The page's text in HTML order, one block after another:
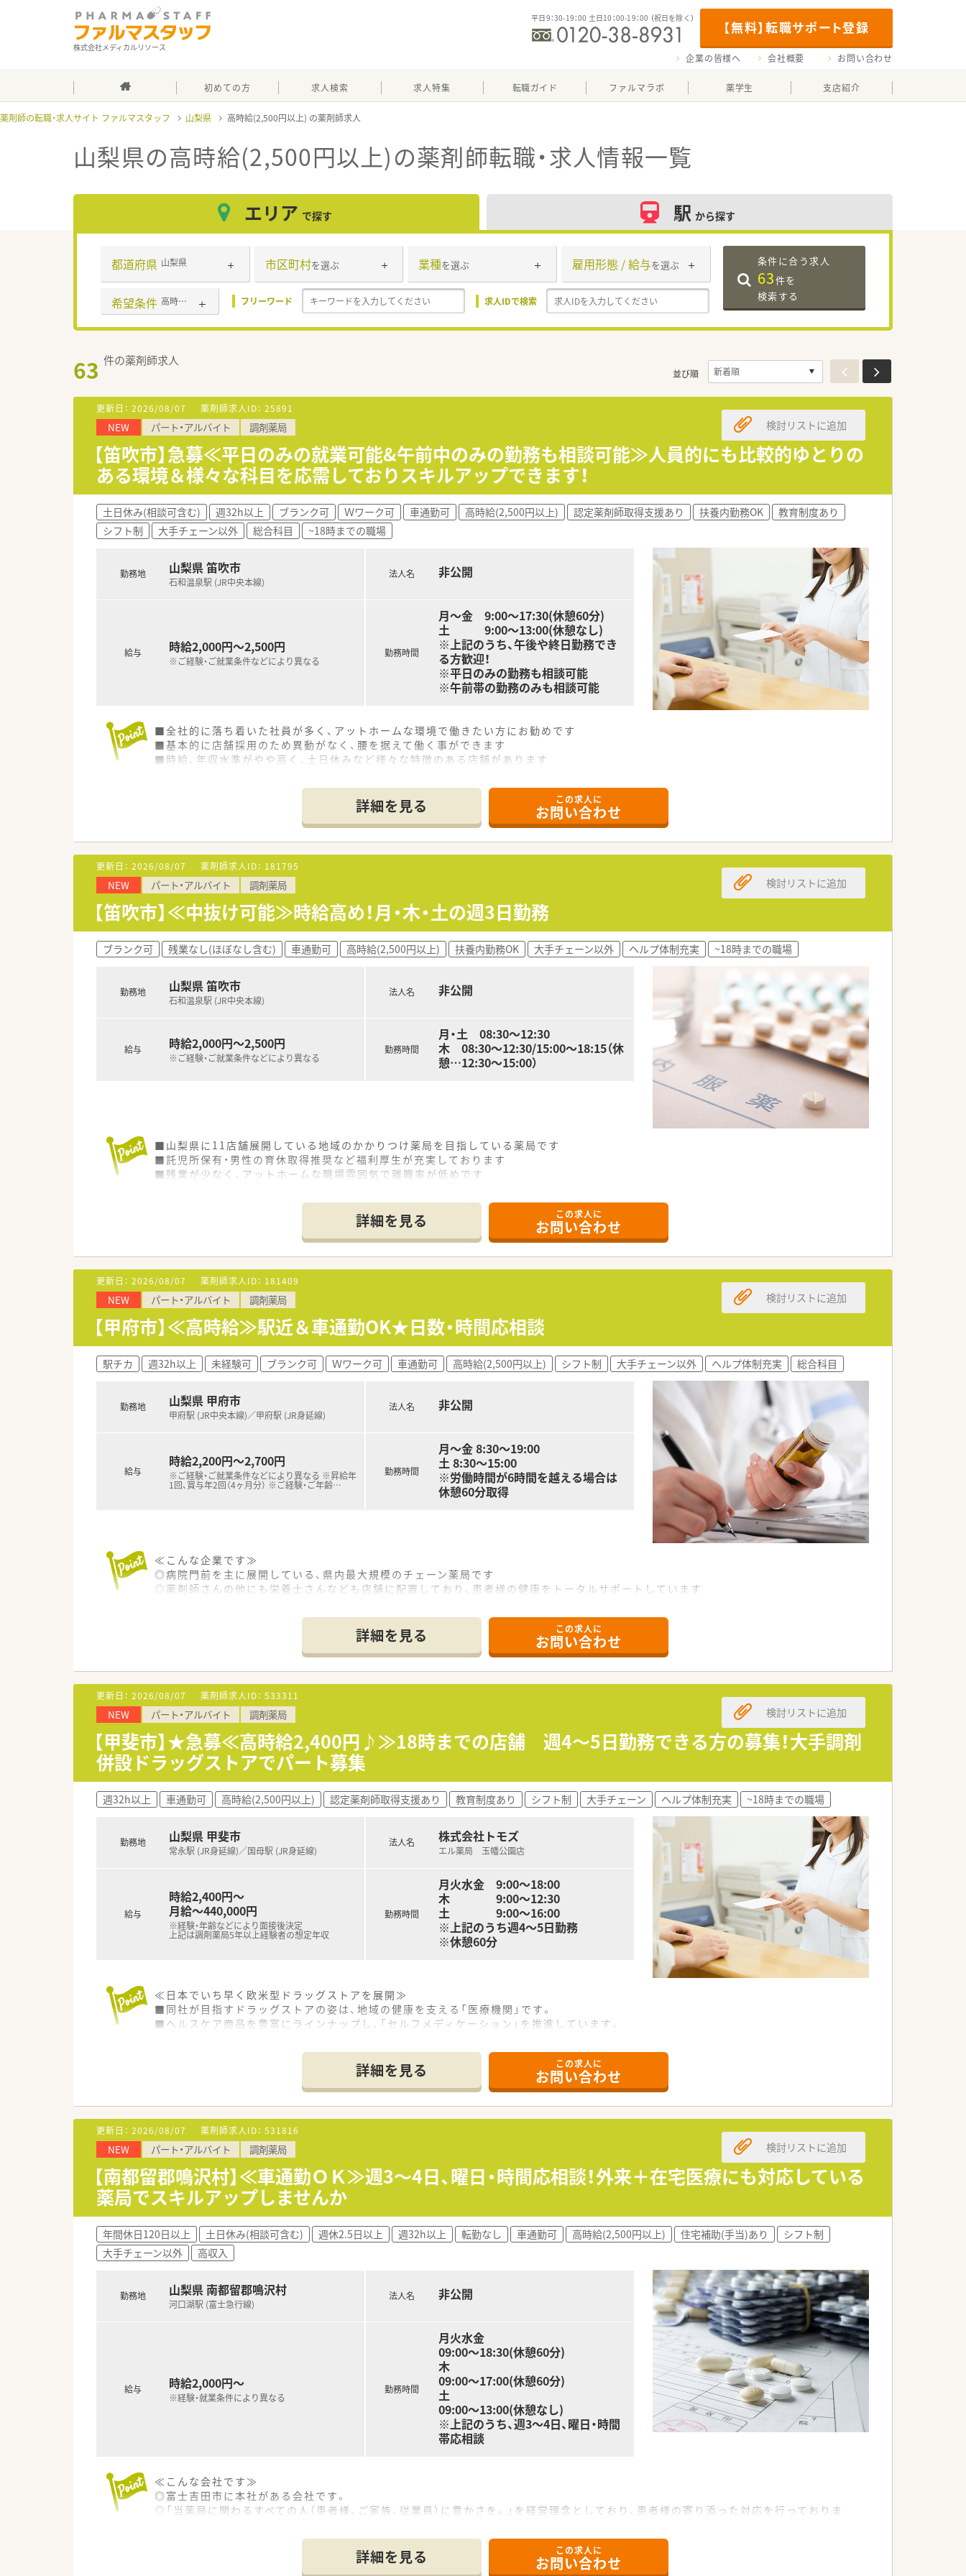
株式会社メディカルリソース
【無料】転職サポート登録
平日9：30-19：00 土日10：00-19：00 （祝日を除く）
企業の皆様へ 会社概要 お問い合わせ
初めての方 求人検索 求人特集 転職ガイド ファルマラボ 薬学生 支店紹介
薬剤師の転職・求人サイト ファルマスタッフ 山梨県 高時給(2,500円以上)
山梨県の高時給(2,500円以上)の薬剤師転職・求人情報一覧
エリア で探す 駅 から探す
都道府県 山梨県 市区町村を選ぶ 業種を選ぶ 雇用形態 / 給与を選ぶ
希望条件 高時給(2,500円以上) フリーワード 求人IDで検索
条件に合う求人
63件を
検索する
63 件の薬剤師求人
並び順
更新日： 2026/08/07 薬剤師求人ID： 25891
NEW パート・アルバイト 調剤薬局
【笛吹市】急募≪平日のみの就業可能&午前中のみの勤務も相談可能≫人員的にも比較的ゆとりの
ある環境＆様々な科目を応需しておりスキルアップできます！
検討リストに追加
土日休み(相談可含む) 週32h以上 ブランク可 Ｗワーク可 車通勤可 高時給(2,500円以上) 認定薬剤師取得支援あり 扶養内勤務OK
教育制度あり
シフト制
大手チェーン以外 総合科目 ~18時までの職場
勤務地 山梨県 笛吹市
石和温泉駅 (JR中央本線)
給与 時給2,000円～2,500円
※ご経験・ご就業条件などにより異なる
法人名 非公開
勤務時間
月～金 9:00～17:30(休憩60分)
土 9:00～13:00(休憩なし)
※上記のうち、午後や終日勤務でき
る方歓迎！
※平日のみの勤務も相談可能
※午前帯の勤務のみも相談可能
■全社的に落ち着いた社員が多く、アットホームな環境で働きたい方にお勧めです
■基本的に店舗採用のため異動がなく、腰を据えて働く事ができます
■時給、年収水準がやや高く、土日休みなど様々な特徴のある店舗があります
詳細を見る この求人に
お問い合わせ
更新日： 2026/08/07 薬剤師求人ID： 181795
NEW パート・アルバイト 調剤薬局
【笛吹市】≪中抜け可能≫時給高め！月・木・土の週3日勤務
検討リストに追加
ブランク可 残業なし(ほぼなし含む) 車通勤可 高時給(2,500円以上) 扶養内勤務OK 大手チェーン以外 ヘルプ体制充実 ~18時までの職場
勤務地 山梨県 笛吹市
石和温泉駅 (JR中央本線)
給与 時給2,000円～2,500円
※ご経験・ご就業条件などにより異なる
法人名 非公開
勤務時間
月・土 08:30～12:30
木 08:30～12:30/15:00～18:15（休
憩…12:30～15:00）
■山梨県に11店舗展開している地域のかかりつけ薬局を目指している薬局です
■託児所保有・男性の育休取得推奨など福利厚生が充実しております
■残業が少なく、アットホームな職場雰囲気で離職率が低めです
詳細を見る この求人に
お問い合わせ
更新日： 2026/08/07 薬剤師求人ID： 181409
NEW パート・アルバイト 調剤薬局
【甲府市】≪高時給≫駅近＆車通勤OK★日数・時間応相談
検討リストに追加
駅チカ 週32h以上 未経験可 ブランク可 Ｗワーク可 車通勤可 高時給(2,500円以上) シフト制 大手チェーン以外 ヘルプ体制充実 総合科目
勤務地 山梨県 甲府市
甲府駅 (JR中央本線)／甲府駅 (JR身延線)
給与
時給2,200円～2,700円
※ご経験・ご就業条件などにより異なる ※昇給年
1回、賞与年2回（4ヶ月分） ※ご経験・ご年齢…
法人名 非公開
勤務時間
月～金 8:30～19:00
土 8:30～15:00
※労働時間が6時間を越える場合は
休憩60分取得
≪こんな企業です≫
◎病院門前を主に展開している、県内最大規模のチェーン薬局です
◎薬剤師さんの他にも栄養士さんなども店舗に配置しており、患者様の健康をトータルサポートしています
詳細を見る この求人に
お問い合わせ
更新日： 2026/08/07 薬剤師求人ID： 533311
NEW パート・アルバイト 調剤薬局
【甲斐市】★急募≪高時給2,400円♪≫18時までの店舗 週4～5日勤務できる方の募集！大手調剤
併設ドラッグストアでパート募集
検討リストに追加
週32h以上 車通勤可 高時給(2,500円以上) 認定薬剤師取得支援あり 教育制度あり シフト制 大手チェーン ヘルプ体制充実 ~18時までの職場
勤務地 山梨県 甲斐市
常永駅 (JR身延線)／国母駅 (JR身延線)
給与
時給2,400円～
月給～440,000円
※経験・年齢などにより面接後決定
上記は調剤薬局5年以上経験者の想定年収
法人名 株式会社トモズ
エル薬局 玉幡公園店
勤務時間
月火水金 9:00～18:00
木 9:00～12:30
土 9:00～16:00
※上記のうち週4～5日勤務
※休憩60分
≪日本でいち早く欧米型ドラッグストアを展開≫
■同社が目指すドラッグストアの姿は、地域の健康を支える「医療機関」です。
■ヘルスケア商品を豊富にラインナップし、「セルフメディケーション」を推進しています。
■調剤を核に、OTC・サプリメントなど、各分野で的確にアドバイスできる総合力が強みです。
■セルフメディケーションを推進することにより、医療費削減を通じて社会にも貢献しています。
■M&Aが積極的に行われるドラッグストア業界において盤石な経営基盤は大きな強みです。
■総合商社として重要なヘルスケア分野に、戦略的かつ積極的な先行投資をしています。
■調剤オペレーションの自動化を導入し効率化も図っています。
■充実した様々な福利厚生と制度もあるため、長く安心して生活を送ることができます。
■育児休暇なども法律以上の制度を用意し、子育てをしながら働ける環境を整えています。
■未来を見据えて成長し、長く活躍し続けられる環境の中で新たな一歩を踏み出せます。
≪風通しが良く働きやすい職場環境≫
■社員間は「さん」付けで呼び合えるほどフラットな関係性で、役職や立場は関係ありません。
■風通しの良い環境はアイデアを出しやすく、大きく成長できるチャンスが豊富にあります。
■風通しの良い社風を実現するために、様々なサークル活動制度も用意しています。
■残業時間の削減や年2回の連続休暇取得など、ワークライフバランスも推進しています。
■安心して健康的に働けるからこそ、充分に力を発揮でき、心からやりがいを感じ成長できます。
■日進月歩の医療業界で、薬剤師は日常業務を行いながらも日々学び続けることが重要です。
■年次研修だけでなく、調剤技術研修によって継続的に学び続けることができます。
■研修は業務時間内で実施し、オンとオフをしっかり切り替えてプライベートも充実できます。
■本部社員の35％が薬剤師！教育研修担当・開発担当・IT担当など幅広いキャリアがあります。
詳細を見る この求人に
お問い合わせ
更新日： 2026/08/07 薬剤師求人ID： 531816
NEW パート・アルバイト 調剤薬局
【南都留郡鳴沢村】≪車通勤ＯＫ≫週3～4日、曜日・時間応相談！外来＋在宅医療にも対応している
薬局でスキルアップしませんか
検討リストに追加
年間休日120日以上 土日休み(相談可含む) 週休2.5日以上 週32h以上 転勤なし 車通勤可 高時給(2,500円以上) 住宅補助(手当)あり
シフト制
大手チェーン以外
高収入
勤務地 山梨県 南都留郡鳴沢村
河口湖駅 (富士急行線)
給与 時給2,000円～
※経験・就業条件により異なる
法人名 非公開
勤務時間
月火水金
09:00〜18:30(休憩60分)
木
09:00〜17:00(休憩60分)
土
09:00〜13:00(休憩なし)
※上記のうち、週3～4日、曜日・時間
帯応相談
≪こんな会社です≫
◎富士吉田市に本社がある会社です。
◎「当薬局に関わるすべての人（患者様、ご家族、従業員）に豊かさを。」を経営理念としており、患者様の寄り添った対応を行っておりま
◎現在は１店舗のみですが、1年から１年半後に２店舗目を開局を予定している会社です。
詳細を見る この求人に
お問い合わせ